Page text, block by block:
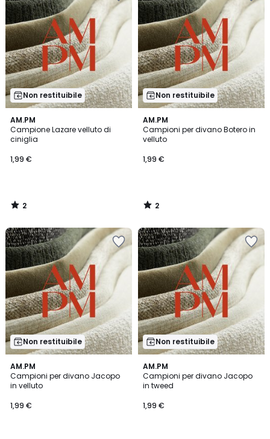
Non restituibile
AM.PM
Campione Lazare velluto di
ciniglia
1,99 €
2
/
5
2
/
Non restituibile
AM.PM
Campioni per divano Botero in
velluto
1,99 €
2
/
5
2
/
Non restituibile
AM.PM
Campioni per divano Jacopo
in velluto
1,99 €
Non restituibile
AM.PM
Campioni per divano Jacopo
in tweed
1,99 €